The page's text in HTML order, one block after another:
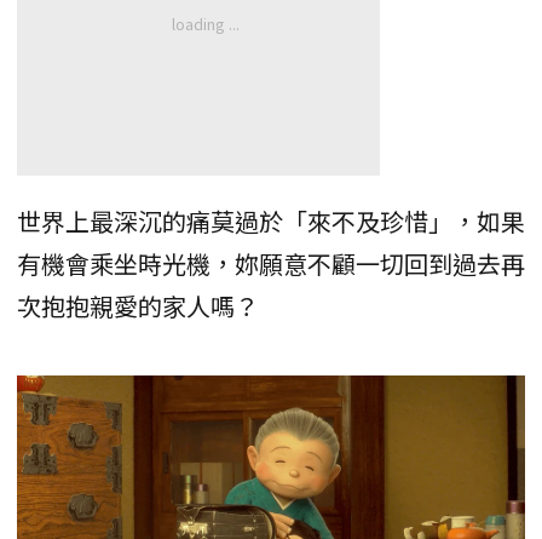
世界上最深沉的痛莫過於「來不及珍惜」，如果
有機會乘坐時光機，妳願意不顧一切回到過去再
次抱抱親愛的家人嗎？